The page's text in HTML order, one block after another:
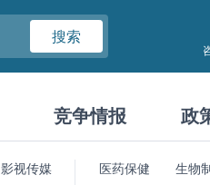
搜索
竞争情报 政
影视传媒
医药保健 生物